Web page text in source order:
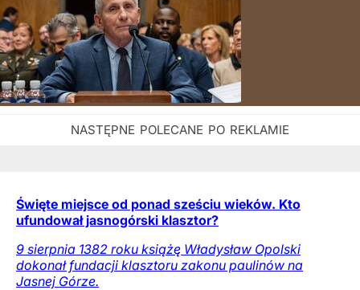
Święte miejsce od ponad sześciu wieków. Kto
ufundował jasnogórski klasztor?
9 sierpnia 1382 roku książę Władysław Opolski
dokonał fundacji klasztoru zakonu paulinów na
Jasnej Górze.